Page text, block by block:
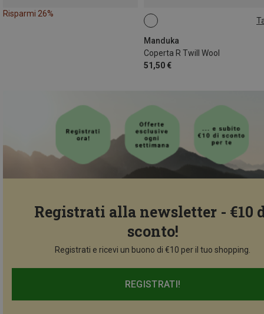
Risparmi 26%
Manduka
Coperta R Twill Wool
51,50 €
ONE SIZE
Registrati alla newsletter - €10
sconto!
Registrati e ricevi un buono di €10 per il tuo shopping.
REGISTRATI!